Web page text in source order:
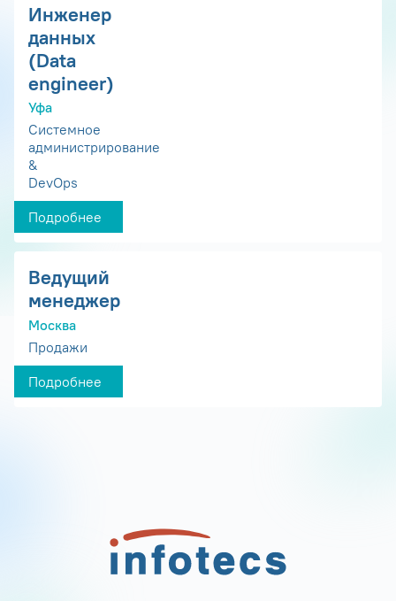
Инженер
данных
(Data
engineer)
Уфа
Системное
администрирование
&
DevOps
Подробнее
Ведущий
менеджер
Москва
Продажи
Подробнее